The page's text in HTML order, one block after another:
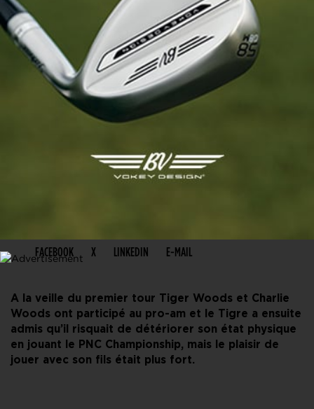
FACEBOOK X LINKEDIN E-MAIL
A la veille du premier tour Tiger Woods et Charlie
Woods ont participé au pro-am et le Tigre a ensuite
admis qu’il risquait de détériorer son état physique
en jouant le PNC Championship, mais le plaisir de
jouer avec son fils était plus fort.